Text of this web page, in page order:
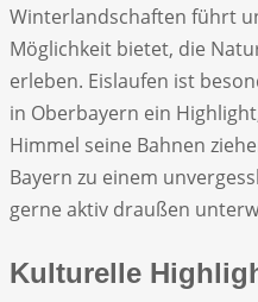
Winterlandschaften führt
Möglichkeit bietet, die
erleben. Eislaufen ist
in Oberbayern ein
Himmel seine Bahnen
Bayern zu einem
gerne aktiv draußen
Kulturelle